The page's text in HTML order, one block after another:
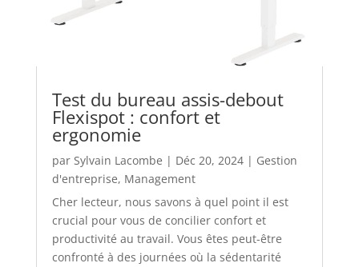
Test du bureau assis-debout
Flexispot : confort et
ergonomie
par Sylvain Lacombe | Déc 20, 2024| Gestion
d'entreprise, Management
Cher lecteur, nous savons à quel point il est
crucial pour vous de concilier confort et
productivité au travail. Vous êtes peut-être
confronté à des journées où la sédentarité